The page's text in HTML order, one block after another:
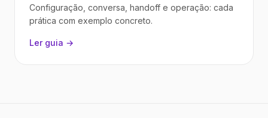
Configuração, conversa, handoff e operação: cada
prática com exemplo concreto.
Ler guia →